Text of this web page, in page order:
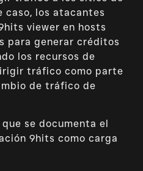
caso, los atacantes
viewer en hosts
para generar créditos
los recursos de
tráfico como parte
de tráfico de
se documenta el
9hits como carga